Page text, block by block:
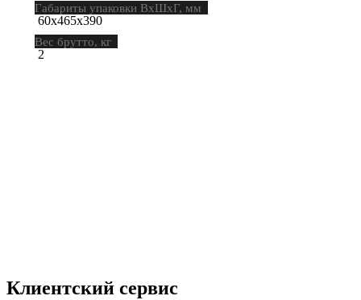
Габариты упаковки ВхШхГ, мм
60х465х390
Вес брутто, кг
2
Клиентский сервис